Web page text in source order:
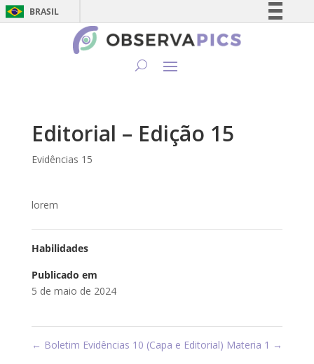
BRASIL
Simplifique!
Canais
Editorial – Edição 15
Evidências 15
lorem
Habilidades
Publicado em
5 de maio de 2024
← Boletim Evidências 10 (Capa e Editorial) Materia 1 →